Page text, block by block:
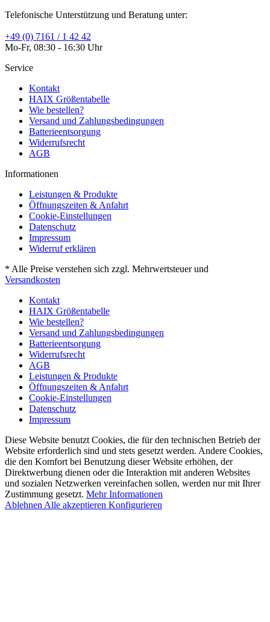
Telefonische Unterstützung und Beratung unter:
+49 (0) 7161 / 1 42 42
Mo-Fr, 08:30 - 16:30 Uhr
Service
Kontakt
HAIX Größentabelle
Wie bestellen?
Versand und Zahlungsbedingungen
Batterieentsorgung
Widerrufsrecht
AGB
Informationen
Leistungen & Produkte
Öffnungszeiten & Anfahrt
Cookie-Einstellungen
Datenschutz
Impressum
Widerruf erklären
* Alle Preise verstehen sich zzgl. Mehrwertsteuer und
Versandkosten
Kontakt
HAIX Größentabelle
Wie bestellen?
Versand und Zahlungsbedingungen
Batterieentsorgung
Widerrufsrecht
AGB
Leistungen & Produkte
Öffnungszeiten & Anfahrt
Cookie-Einstellungen
Datenschutz
Impressum
Diese Website benutzt Cookies, die für den technischen Betrieb der
Website erforderlich sind und stets gesetzt werden. Andere Cookies,
die den Komfort bei Benutzung dieser Website erhöhen, der
Direktwerbung dienen oder die Interaktion mit anderen Websites
und sozialen Netzwerken vereinfachen sollen, werden nur mit Ihrer
Zustimmung gesetzt. Mehr Informationen
Ablehnen Alle akzeptieren Konfigurieren